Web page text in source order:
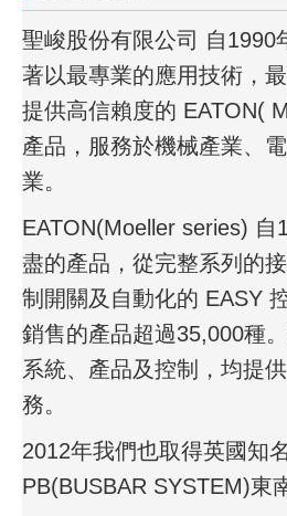
聖峻股份有限公司 自1990
著以最專業的應用技術，
提供高信賴度的 EATON(
產品，服務於機械產業、
業。
EATON(Moeller series) 自
盡的產品，從完整系列的
制開關及自動化的 EASY
銷售的產品超過35,000種
系統、產品及控制，均提
務。
2012年我們也取得英國知
PB(BUSBAR SYSTEM)東